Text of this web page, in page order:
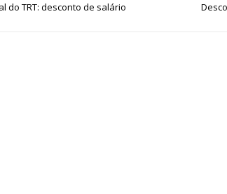
do TRT: desconto de salário